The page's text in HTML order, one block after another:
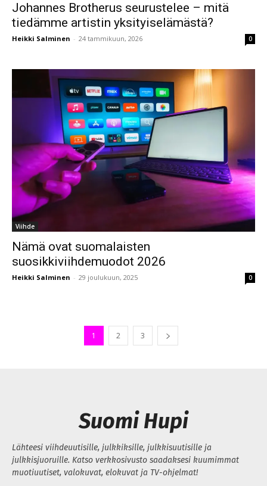
Johannes Brotherus seurustelee – mitä
tiedämme artistin yksityiselämästä?
Heikki Salminen - 24 tammikuun, 2026 0
Viihde
Nämä ovat suomalaisten
suosikkiviihdemuodot 2026
Heikki Salminen - 29 joulukuun, 2025 0
1 2 3
Suomi Hupi
Lähteesi viihdeuutisille, julkkiksille, julkkisuutisille ja
julkkisjuoruille. Katso verkkosivusto saadaksesi kuumimmat
muotiuutiset, valokuvat, elokuvat ja TV-ohjelmat!